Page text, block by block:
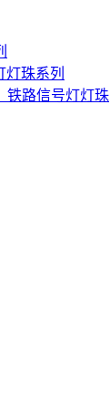
灯珠系列
铁路信号灯灯珠